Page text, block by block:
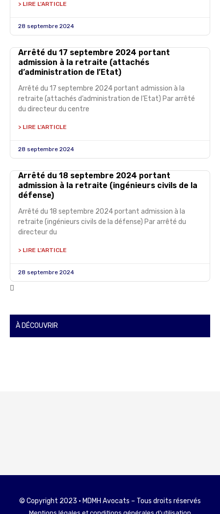
> LIRE L'ARTICLE
28 septembre 2024
Arrêté du 17 septembre 2024 portant
admission à la retraite (attachés
d’administration de l’Etat)
Arrêté du 17 septembre 2024 portant admission à la
retraite (attachés d’administration de l’Etat) Par arrêté
du directeur du centre
> LIRE L'ARTICLE
28 septembre 2024
Arrêté du 18 septembre 2024 portant
admission à la retraite (ingénieurs civils de la
défense)
Arrêté du 18 septembre 2024 portant admission à la
retraite (ingénieurs civils de la défense) Par arrêté du
directeur du
> LIRE L'ARTICLE
28 septembre 2024
À DÉCOUVRIR
© Copyright 2023 • MDMH Avocats – Tous droits réservés